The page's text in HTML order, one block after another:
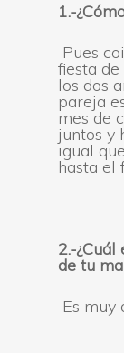
1.-
Pues
fiesta
los dos
pareja
mes de
juntos y
igual
hasta el
2.-
de tu
Es muy